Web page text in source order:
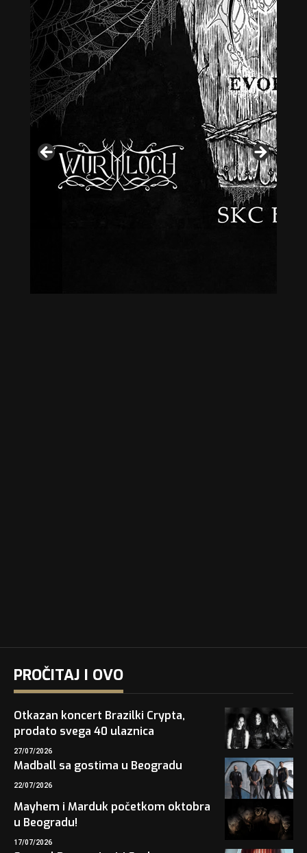
PROČITAJ I OVO
Otkazan koncert Brazilki Crypta,
prodato svega 40 ulaznica
27/07/2026
Madball sa gostima u Beogradu
22/07/2026
Mayhem i Marduk početkom oktobra
u Beogradu!
17/07/2026